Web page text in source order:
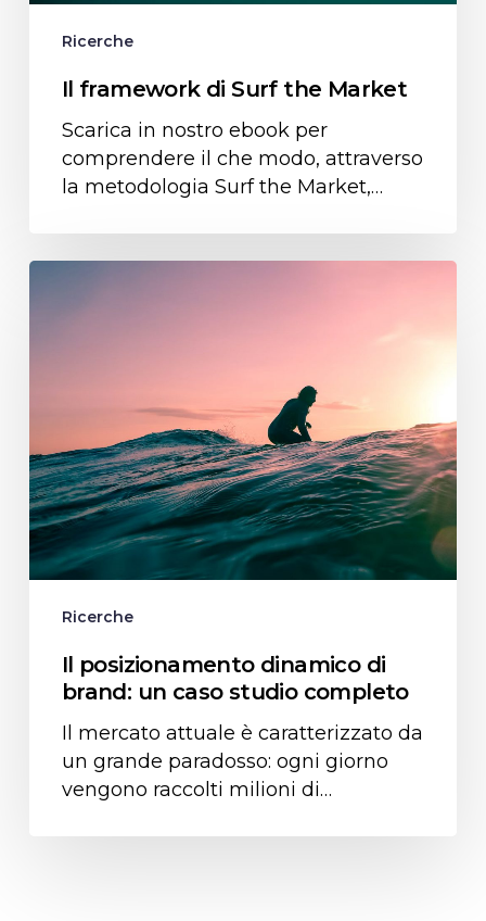
Ricerche
Il framework di Surf the Market
Scarica in nostro ebook per
comprendere il che modo, attraverso
la metodologia Surf the Market,…
Il
studio
completo
Ricerche
Il posizionamento dinamico di
brand: un caso studio completo
Il mercato attuale è caratterizzato da
un grande paradosso: ogni giorno
vengono raccolti milioni di…